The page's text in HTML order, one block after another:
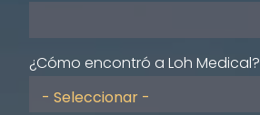
¿Cómo encontró a Loh Medical?